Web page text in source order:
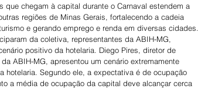
que chegam à capital durante o Carnaval estendem a
regiões de Minas Gerais, fortalecendo a cadeia
e gerando emprego e renda em diversas cidades.
da coletiva, representantes da ABIH-MG,
positivo da hotelaria. Diego Pires, diretor de
ABIH-MG, apresentou um cenário extremamente
hotelaria. Segundo ele, a expectativa é de ocupação
a média de ocupação da capital deve alcançar cerca